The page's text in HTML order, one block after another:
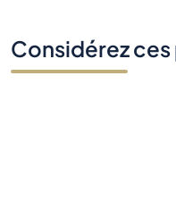
Considérez